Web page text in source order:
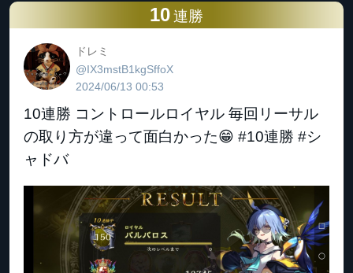
10 連勝
ドレミ
@IX3mstB1kgSffoX
2024/06/13 00:53
10連勝 コントロールロイヤル 毎回リーサル
の取り方が違って面白かった😁 #10連勝 #シ
ャドバ